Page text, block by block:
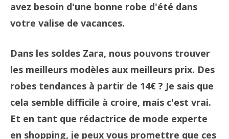
avez besoin d'une bonne robe d'été dans
votre valise de vacances.
Dans les soldes Zara, nous pouvons trouver
les meilleurs modèles aux meilleurs prix. Des
robes tendances à partir de 14€ ? Je sais que
cela semble difficile à croire, mais c'est vrai.
Et en tant que rédactrice de mode experte
en shopping, je peux vous promettre que ces